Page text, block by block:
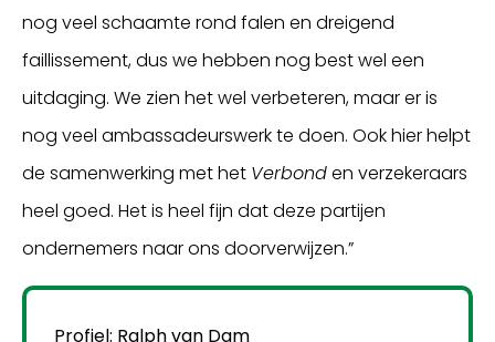
nog veel schaamte rond falen en dreigend
faillissement, dus we hebben nog best wel een
uitdaging. We zien het wel verbeteren, maar er is
nog veel ambassadeurswerk te doen. Ook hier helpt
de samenwerking met het Verbonden verzekeraars
heel goed. Het is heel fijn dat deze partijen
ondernemers naar ons doorverwijzen.”
Profiel: Ralph van Dam